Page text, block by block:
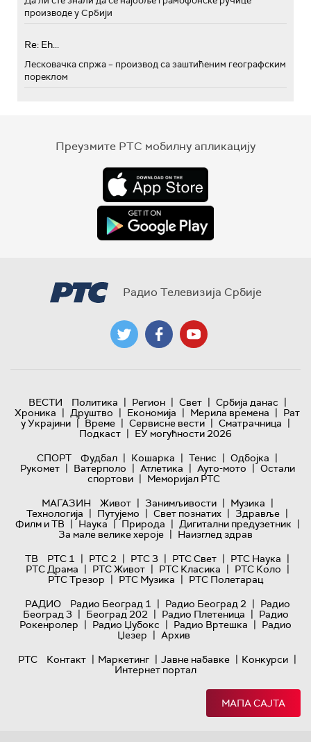
производе у Србији
Re: Eh...
Лесковачка спржа – производ са заштићеним географским
пореклом
Преузмите РТС мобилну апликацију
Радио Телевизија Србије
ВЕСТИ Политика | Регион | Свет | Србија данас |
Хроника | Друштво | Економија | Мерила времена | Рат
у Украјини | Време | Сервисне вести | Сматрачница |
Подкаст | ЕУ могућности 2026
СПОРТ
Фудбал | Кошарка | Тенис | Одбојка |
Рукомет | Ватерполо | Атлетика | Ауто-мото | Остали
спортови | Меморијал РТС
МАГАЗИН
Живот | Занимљивости | Музика |
Технологијa | Путујемо | Свет познатих | Здравље |
Филм и ТВ | Наука | Природа | Дигитални предузетник |
За мале велике хероје | Наизглед здрав
ТВ
РТС 1 | РТС 2 | РТС 3 | РТС Свет | РТС Наука |
РТС Драма | РТС Живот | РТС Класика | РТС Коло |
РТС Трезор | РТС Музика | РТС Полетарац
РАДИО
Радио Београд 1 | Радио Београд 2 | Радио
Београд 3 | Београд 202 | Радио Плетеница | Радио
Рокенролер | Радио Џубокс | Радио Вртешка | Радио
Џезер | Архив
РТС
Контакт | Маркетинг | Јавне набавке | Конкурси |
Интернет портал
МАПА САЈТА